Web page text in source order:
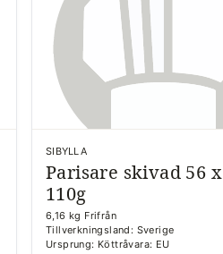
SIBYLLA
Parisare skivad 56 x
110g
6,16 kg Frifrån
Tillverkningsland: Sverige
Ursprung: Köttråvara: EU